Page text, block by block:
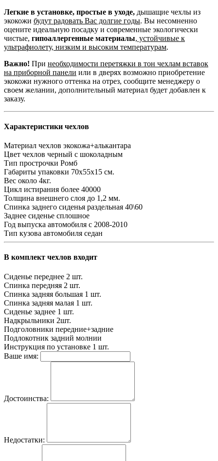
Легкие в установке, простые в уходе, дышащие чехлы из
экокожи будут радовать Вас долгие годы. Вы несомненно
оцените идеальную посадку и современные экологически
чистые, гипоаллергенные материалы, устойчивые к
ультрафиолету, низким и высоким температурам.
Важно! При необходимости перетяжки в тон чехлам вставок
на приборной панели или в дверях возможно приобретение
экокожи нужного оттенка на отрез, сообщите менеджеру о
своем желании, дополнительный материал будет добавлен к
заказу.
Характеристики чехлов
Материал чехлов экокожа+алькантара
Цвет чехлов черный с шоколадным
Тип прострочки Ромб
Габариты упаковки 70х55х15 см.
Вес около 4кг.
Цикл истирания более 40000
Толщина внешнего слоя до 1,2 мм.
Спинка заднего сиденья раздельная 40\60
Заднее сиденье сплошное
Год выпуска автомобиля с 2008-2010
Тип кузова автомобиля седан
В комплект чехлов входит
Сиденье переднее 2 шт.
Спинка передняя 2 шт.
Спинка задняя большая 1 шт.
Спинка задняя малая 1 шт.
Сиденье заднее 1 шт.
Надкрыльники 2шт.
Подголовники передние+задние
Подлокотник задний молнии
Инструкция по установке 1 шт.
Ваше имя:
Достоинства:
Недостатки: